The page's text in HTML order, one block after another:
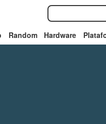
Random Hardware